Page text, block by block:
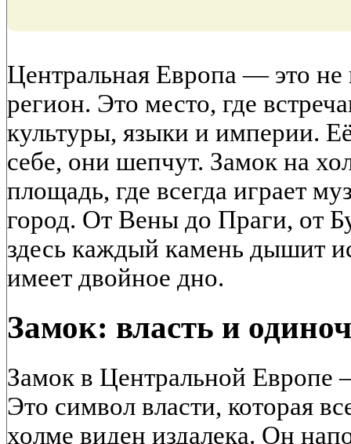
Центральная Европа — это не
регион. Это место, где
культуры, языки и империи.
себе, они шепчут. Замок на
площадь, где всегда играет
город. От Вены до Праги, от
здесь каждый камень дышит
имеет двойное дно.
Замок: власть и
Замок в Центральной Европе
Это символ власти, которая
холме виден издалека. Он